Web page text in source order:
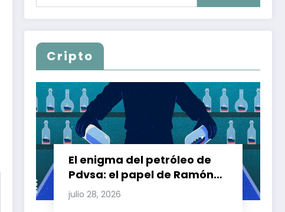
Cripto
El enigma del petróleo de
Pdvsa: el papel de Ramón
Carretero en el triángulo de
Carretero y su impacto en
julio 28, 2026